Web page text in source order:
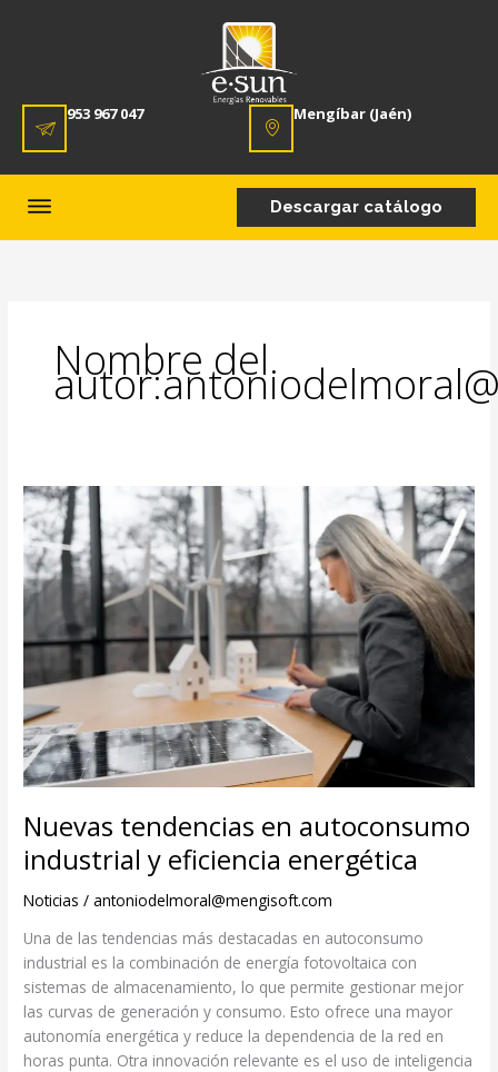
953 967 047 Mengíbar (Jaén)
Descargar catálogo
Nombre del
Nuevas tendencias en autoconsumo
industrial y eficiencia energética
Noticias /antoniodelmoral@mengisoft.com
Una de las tendencias más destacadas en autoconsumo
industrial es la combinación de energía fotovoltaica con
sistemas de almacenamiento, lo que permite gestionar mejor
las curvas de generación y consumo. Esto ofrece una mayor
autonomía energética y reduce la dependencia de la red en
horas punta. Otra innovación relevante es el uso de inteligencia